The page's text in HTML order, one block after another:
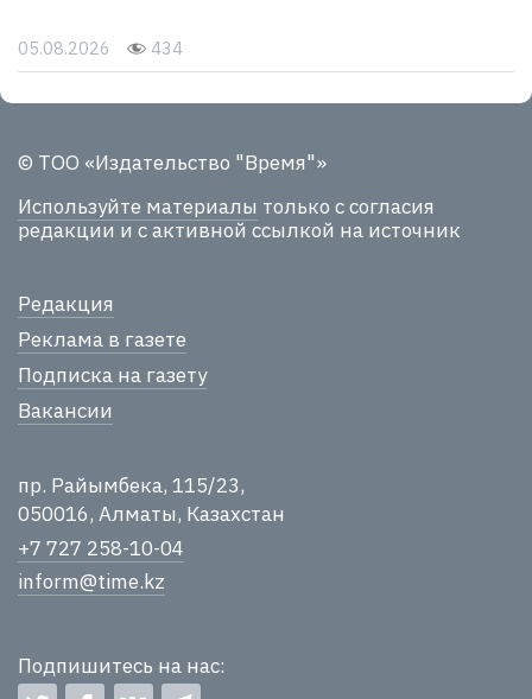
05.08.2026 434
© ТОО «Издательство "Время"»
Используйте материалы только с согласия
редакции и с активной ссылкой на источник
Редакция
Реклама в газете
Подписка на газету
Вакансии
пр. Райымбека, 115/23,
050016, Алматы, Казахстан
+7 727 258-10-04
inform@time.kz
Подпишитесь на нас: